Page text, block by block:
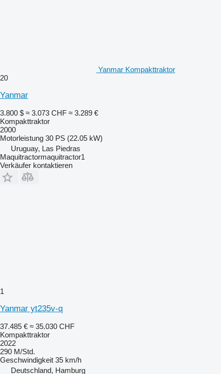
Yanmar Kompakttraktor
20
Yanmar
3.800 $ ≈ 3.073 CHF ≈ 3.289 €
Kompakttraktor
2000
Motorleistung 30 PS (22.05 kW)
Uruguay, Las Piedras
Maquitractormaquitractor1
Verkäufer kontaktieren
1
Yanmar yt235v-q
37.485 € ≈ 35.030 CHF
Kompakttraktor
2022
290 M/Std.
Geschwindigkeit 35 km/h
Deutschland, Hamburg